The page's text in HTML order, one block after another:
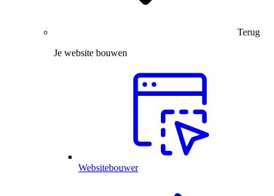
Terug
Je website bouwen
Websitebouwer